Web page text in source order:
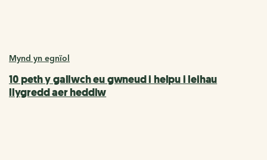
Mynd yn egnïol
10 peth y gallwch eu gwneud i helpu i leihau
llygredd aer heddiw